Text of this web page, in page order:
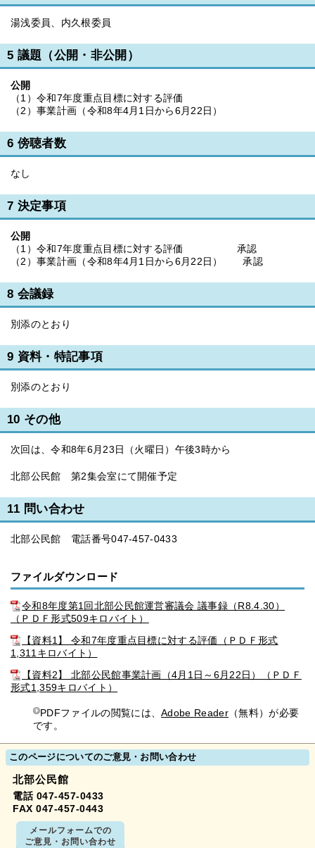
湯浅委員、内久根委員
5 議題（公開・非公開）
公開
（1）令和7年度重点目標に対する評価
（2）事業計画（令和8年4月1日から6月22日）
6 傍聴者数
なし
7 決定事項
公開
（1）令和7年度重点目標に対する評価 承認
（2）事業計画（令和8年4月1日から6月22日） 承認
8 会議録
別添のとおり
9 資料・特記事項
別添のとおり
10 その他
次回は、令和8年6月23日（火曜日）午後3時から
北部公民館 第2集会室にて開催予定
11 問い合わせ
北部公民館 電話番号047-457-0433
ファイルダウンロード
令和8年度第1回北部公民館運営審議会 議事録（R8.4.30）
（ＰＤＦ形式509キロバイト）
【資料1】 令和7年度重点目標に対する評価（ＰＤＦ形式
1,311キロバイト）
【資料2】 北部公民館事業計画（4月1日～6月22日）（ＰＤＦ
形式1,359キロバイト）
PDFファイルの閲覧には、Adobe Reader （無料）が必要
です。
このページについてのご意見・お問い合わせ
北部公民館
電話 047-457-0433
FAX 047-457-0443
メールフォームでの
ご意見・お問い合わせ